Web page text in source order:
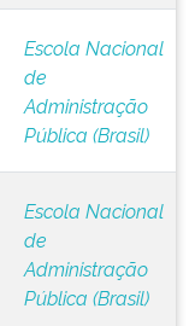
Escola Nacional
de
Administração
Pública (Brasil)
Escola Nacional
de
Administração
Pública (Brasil)